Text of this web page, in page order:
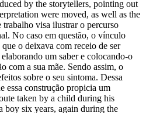
by the storytellers, pointing out
were moved, as well as the
trabalho visa ilustrar o percurso
No caso em questão, o vínculo
o deixava com receio de ser
um saber e colocando-o
com a sua mãe. Sendo assim, o
sobre o seu sintoma. Dessa
essa construção propicia um
taken by a child during his
boy six years, again during the